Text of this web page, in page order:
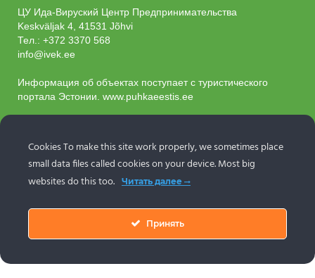
ЦУ Ида-Вируский Центр Предпринимательства
Keskväljak 4, 41531 Jõhvi
Тел.: +372 3370 568
info@ivek.ee
Информация об объектах поступает с туристического
портала Эстонии. www.puhkaeestis.ee
Новостная рассылка
Cookies To make this site work properly, we sometimes place
small data files called cookies on your device. Most big
websites do this too.
Читать далее
Принять